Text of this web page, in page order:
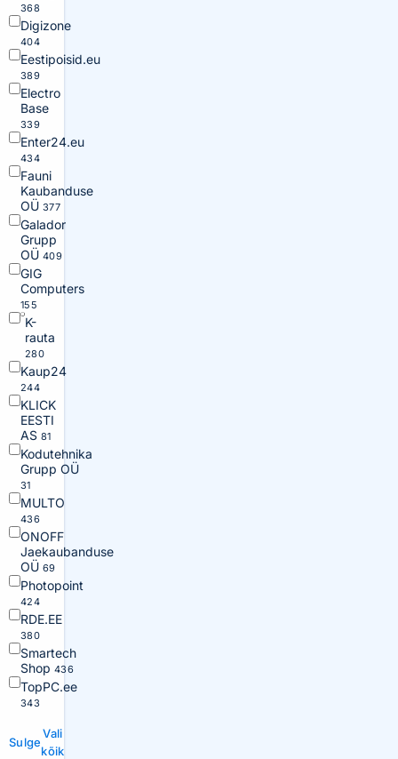
368
Digizone
404
Eestipoisid.eu
389
Electro
Base
339
Enter24.eu
434
Fauni
Kaubanduse
OÜ 377
Galador
Grupp
OÜ 409
GIG
Computers
155
K-
rauta
280
Kaup24
244
KLICK
EESTI
AS 81
Kodutehnika
Grupp OÜ
31
MULTO
436
ONOFF
Jaekaubanduse
OÜ 69
Photopoint
424
RDE.EE
380
Smartech
Shop 436
TopPC.ee
343
Sulge
Vali
kõik